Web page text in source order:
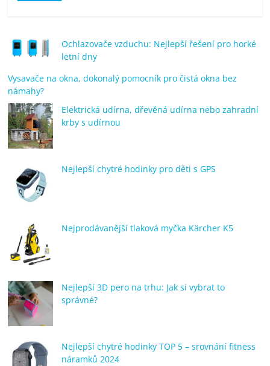
televize,
notebooky,
telefony,
kávovary,
bazény
Ochlazovače vzduchu: Nejlepší řešení pro horké
letní dny
Vysavače na okna, dokonalý pomocník pro čistá okna bez
námahy?
Elektrická udírna, dřevěná udírna nebo zahradní
krby s udírnou
Nejlepší chytré hodinky pro děti s GPS
Nejprodávanější tlaková myčka Kärcher K5
Nejlepší 3D pero na trhu: Jak si vybrat to
správné?
Nejlepší chytré hodinky TOP 5 – srovnání fitness
náramků 2024